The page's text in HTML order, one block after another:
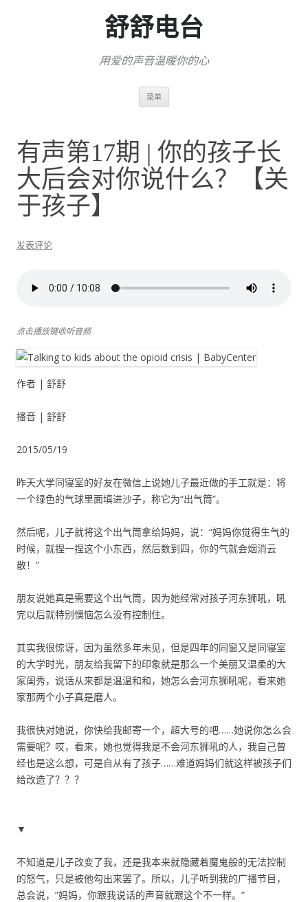
舒舒电台
用爱的声音温暖你的心
菜单
有声第17期 | 你的孩子长
大后会对你说什么？【关
于孩子】
发表评论
点击播放键收听音频
作者 | 舒舒
播音 | 舒舒
2015/05/19
昨天大学同寝室的好友在微信上说她儿子最近做的手工就是：将
一个绿色的气球里面填进沙子，称它为“出气筒”。
然后呢，儿子就将这个出气筒拿给妈妈，说：“妈妈你觉得生气的
时候，就捏一捏这个小东西，然后数到四，你的气就会烟消云
散！”
朋友说她真是需要这个出气筒，因为她经常对孩子河东狮吼，吼
完以后就特别懊恼怎么没有控制住。
其实我很惊讶，因为虽然多年未见，但是四年的同窗又是同寝室
的大学时光，朋友给我留下的印象就是那么一个美丽又温柔的大
家闺秀，说话从来都是温温和和，她怎么会河东狮吼呢，看来她
家那两个小子真是磨人。
我很快对她说，你快给我邮寄一个，超大号的吧……她说你怎么会
需要呢？哎，看来，她也觉得我是不会河东狮吼的人，我自己曾
经也是这么想，可是自从有了孩子……难道妈妈们就这样被孩子们
给改造了？？？
▼
不知道是儿子改变了我，还是我本来就隐藏着魔鬼般的无法控制
的怒气，只是被他勾出来罢了。所以，儿子听到我的广播节目，
总会说，”妈妈，你跟我说话的声音就跟这个不一样。”